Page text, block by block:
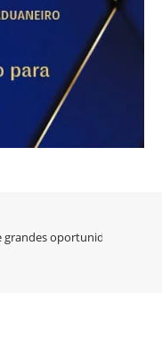
grandes oportunidades